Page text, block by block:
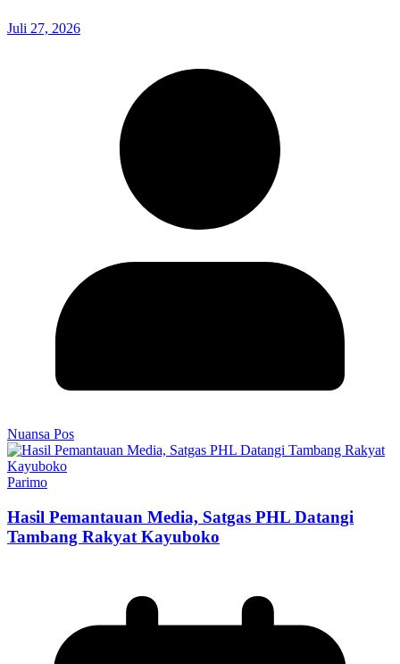
Juli 27, 2026
Nuansa Pos
Parimo
Hasil Pemantauan Media, Satgas PHL Datangi
Tambang Rakyat Kayuboko